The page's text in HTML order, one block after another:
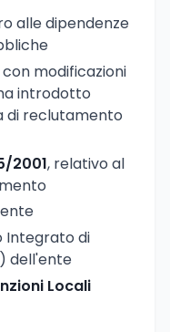
alle dipendenze
modificazioni
introdotto
di reclutamento
2001, relativo al
Integrato di
dell'ente
Locali